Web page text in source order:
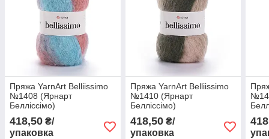
Пряжа YarnArt Belliissimo
№1408 (Ярнарт
Белліссімо)
418,50 ₴/
упаковка
Пряжа YarnArt Belliissimo
№1410 (Ярнарт
Белліссімо)
418,50₴/
упаковка